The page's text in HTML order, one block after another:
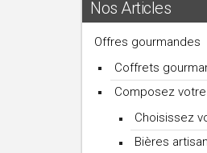
Nos Articles
Offres gourmandes
Coffrets
Composez
Choisissez
Bières